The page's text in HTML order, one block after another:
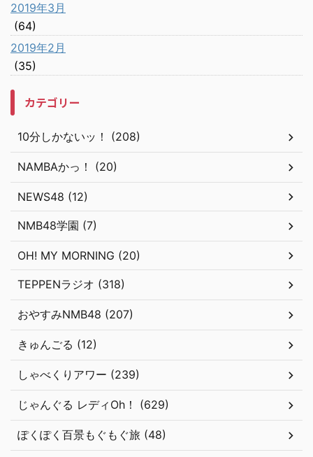
2019年3月
(64)
2019年2月
(35)
カテゴリー
10分しかないッ！ (208)
NAMBAかっ！ (20)
NEWS48 (12)
NMB48学園 (7)
OH! MY MORNING (20)
TEPPENラジオ (318)
おやすみNMB48 (207)
きゅんごる (12)
しゃべくりアワー (239)
じゃんぐる レディOh！ (629)
ぽくぽく百景もぐもぐ旅 (48)